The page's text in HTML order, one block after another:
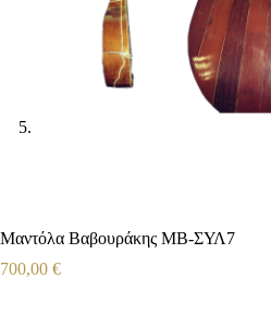
Μαντόλα Βαβουράκης ΜΒ-ΣΥΛ7
700,00 €